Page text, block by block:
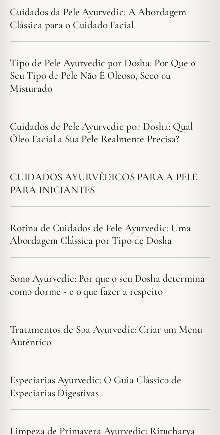
Cuidados da Pele Ayurvedic: A Abordagem
Clássica para o Cuidado Facial
Tipo de Pele Ayurvedic por Dosha: Por Que o
Seu Tipo de Pele Não É Oleoso, Seco ou
Misturado
Cuidados de Pele Ayurvedic por Dosha: Qual
Óleo Facial a Sua Pele Realmente Precisa?
CUIDADOS AYURVÉDICOS PARA A PELE
PARA INICIANTES
Rotina de Cuidados de Pele Ayurvedic: Uma
Abordagem Clássica por Tipo de Dosha
Sono Ayurvedic: Por que o seu Dosha determina
como dorme - e o que fazer a respeito
Tratamentos de Spa Ayurvedic: Criar um Menu
Autêntico
Especiarias Ayurvedic: O Guia Clássico de
Especiarias Digestivas
Limpeza de Primavera Ayurvedic: Ritucharya